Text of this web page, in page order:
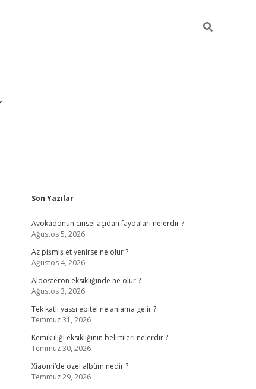
Sidebar
Son Yazılar
Avokadonun cinsel açıdan faydaları nelerdir ?
Ağustos 5, 2026
Az pişmiş et yenirse ne olur ?
Ağustos 4, 2026
Aldosteron eksikliğinde ne olur ?
Ağustos 3, 2026
Tek katlı yassı epitel ne anlama gelir ?
Temmuz 31, 2026
Kemik iliği eksikliğinin belirtileri nelerdir ?
Temmuz 30, 2026
Xiaomi’de özel albüm nedir ?
Temmuz 29, 2026